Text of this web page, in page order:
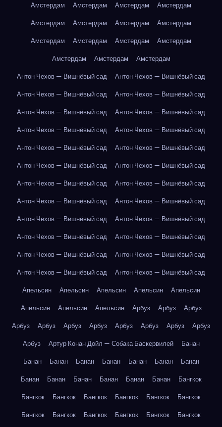
Амстердам
Амстердам Амстердам
Амстердам
Амстердам
Амстердам Амстердам
Амстердам
Амстердам
Амстердам Амстердам
Амстердам
Амстердам
Амстердам
Амстердам
Антон Чехов — Вишнёвый сад
Антон Чехов — Вишнёвый сад
Антон Чехов — Вишнёвый сад
Антон Чехов — Вишнёвый сад
Антон Чехов — Вишнёвый сад
Антон Чехов — Вишнёвый сад
Антон Чехов — Вишнёвый сад
Антон Чехов — Вишнёвый сад
Антон Чехов — Вишнёвый сад
Антон Чехов — Вишнёвый сад
Антон Чехов — Вишнёвый сад
Антон Чехов — Вишнёвый сад
Антон Чехов — Вишнёвый сад
Антон Чехов — Вишнёвый сад
Антон Чехов — Вишнёвый сад
Антон Чехов — Вишнёвый сад
Антон Чехов — Вишнёвый сад
Антон Чехов — Вишнёвый сад
Антон Чехов — Вишнёвый сад
Антон Чехов — Вишнёвый сад
Антон Чехов — Вишнёвый сад
Антон Чехов — Вишнёвый сад
Антон Чехов — Вишнёвый сад
Антон Чехов — Вишнёвый сад
Апельсин
Апельсин Апельсин Апельсин
Апельсин
Апельсин
Апельсин Апельсин Арбуз Арбуз
Арбуз
Арбуз
Арбуз Арбуз Арбуз Арбуз Арбуз Арбуз
Арбуз
Арбуз
Артур Конан Дойл — Собака Баскервилей
Банан
Банан
Банан Банан Банан Банан Банан
Банан
Банан
Банан Банан Банан Банан Банан
Бангкок
Бангкок
Бангкок Бангкок Бангкок Бангкок
Бангкок
Бангкок
Бангкок Бангкок Бангкок Бангкок Бангкок